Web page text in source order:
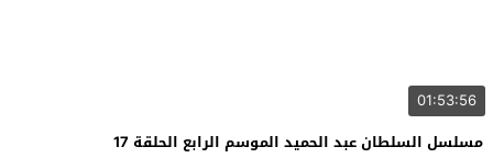
01:53:56
مسلسل السلطان عبد الحميد الموسم الرابع الحلقة 17